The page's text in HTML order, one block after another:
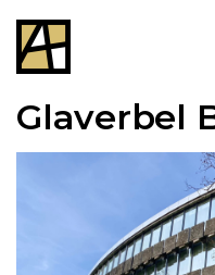
Glaverbel